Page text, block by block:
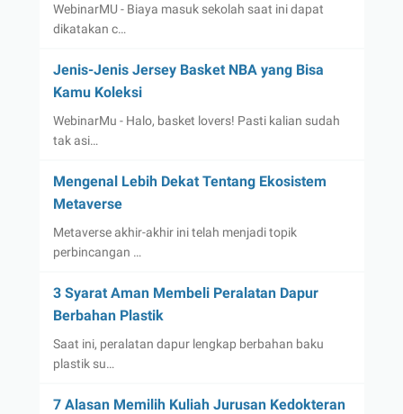
WebinarMU - Biaya masuk sekolah saat ini dapat
dikatakan c…
Jenis-Jenis Jersey Basket NBA yang Bisa
Kamu Koleksi
WebinarMu - Halo, basket lovers! Pasti kalian sudah
tak asi…
Mengenal Lebih Dekat Tentang Ekosistem
Metaverse
Metaverse akhir-akhir ini telah menjadi topik
perbincangan …
3 Syarat Aman Membeli Peralatan Dapur
Berbahan Plastik
Saat ini, peralatan dapur lengkap berbahan baku
plastik su…
7 Alasan Memilih Kuliah Jurusan Kedokteran